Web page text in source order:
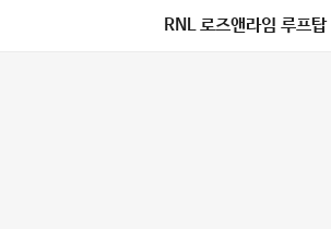
RNL 로즈앤라임 루프탑